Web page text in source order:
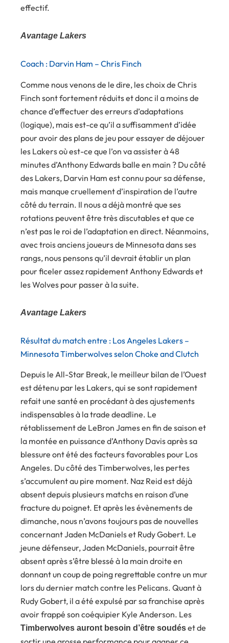
effectif.
Avantage Lakers
Coach : Darvin Ham – Chris Finch
Comme nous venons de le dire, les choix de Chris
Finch sont fortement réduits et donc il a moins de
chance d’effectuer des erreurs d’adaptations
(logique), mais est-ce qu’il a suffisamment d’idée
pour avoir des plans de jeu pour essayer de déjouer
les Lakers où est-ce que l’on va assister à 48
minutes d’Anthony Edwards balle en main ? Du côté
des Lakers, Darvin Ham est connu pour sa défense,
mais manque cruellement d’inspiration de l’autre
côté du terrain. Il nous a déjà montré que ses
rotations peuvent être très discutables et que ce
n’est pas le roi de l’adaptation en direct. Néanmoins,
avec trois anciens joueurs de Minnesota dans ses
rangs, nous pensons qu’il devrait établir un plan
pour ficeler assez rapidement Anthony Edwards et
les Wolves pour passer à la suite.
Avantage Lakers
Résultat du match entre : Los Angeles Lakers –
Minnesota Timberwolves selon Choke and Clutch
Depuis le All-Star Break, le meilleur bilan de l’Ouest
est détenu par les Lakers, qui se sont rapidement
refait une santé en procédant à des ajustements
indispensables à la trade deadline. Le
rétablissement de LeBron James en fin de saison et
la montée en puissance d’Anthony Davis après sa
blessure ont été des facteurs favorables pour Los
Angeles. Du côté des Timberwolves, les pertes
s’accumulent au pire moment. Naz Reid est déjà
absent depuis plusieurs matchs en raison d’une
fracture du poignet. Et après les évènements de
dimanche, nous n’avons toujours pas de nouvelles
concernant Jaden McDaniels et Rudy Gobert. Le
jeune défenseur, Jaden McDaniels, pourrait être
absent après s’être blessé à la main droite en
donnant un coup de poing regrettable contre un mur
lors du dernier match contre les Pelicans. Quant à
Rudy Gobert, il a été expulsé par sa franchise après
avoir frappé son coéquipier Kyle Anderson. Les
Timberwolves auront besoin d’être soudéset de